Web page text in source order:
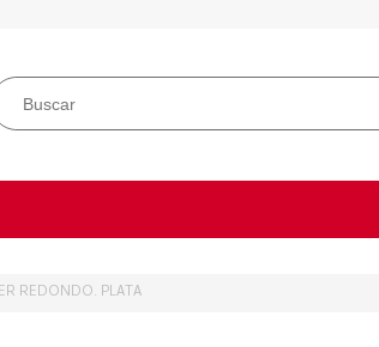
REDONDO. PLATA